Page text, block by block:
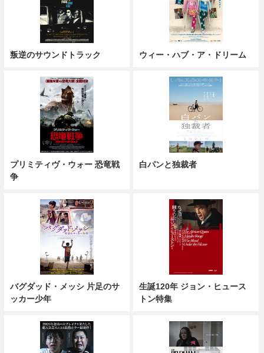
叛逆のサウンドトラック ウィー・ハブ・ア・ドリーム
プリミティヴ・ウォー 恐竜戦
争
白パンと独裁者
バグダッド・メッシ 片足のサ
ッカー少年
生誕120年 ジョン・ヒュース
トン特集